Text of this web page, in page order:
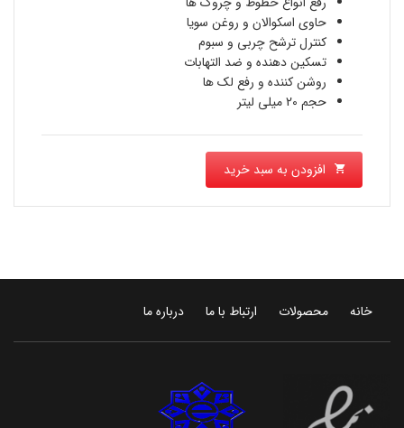
1,242,300 تومان
است.
حاوی اسکوالان و روغن سویا
کنترل ترشح چربی و سبوم
تسکین دهنده و ضد التهابات
روشن کننده و رفع لک ها
حجم 20 میلی لیتر
افزودن به سبد خرید
خانه محصولات ارتباط با ما درباره ما